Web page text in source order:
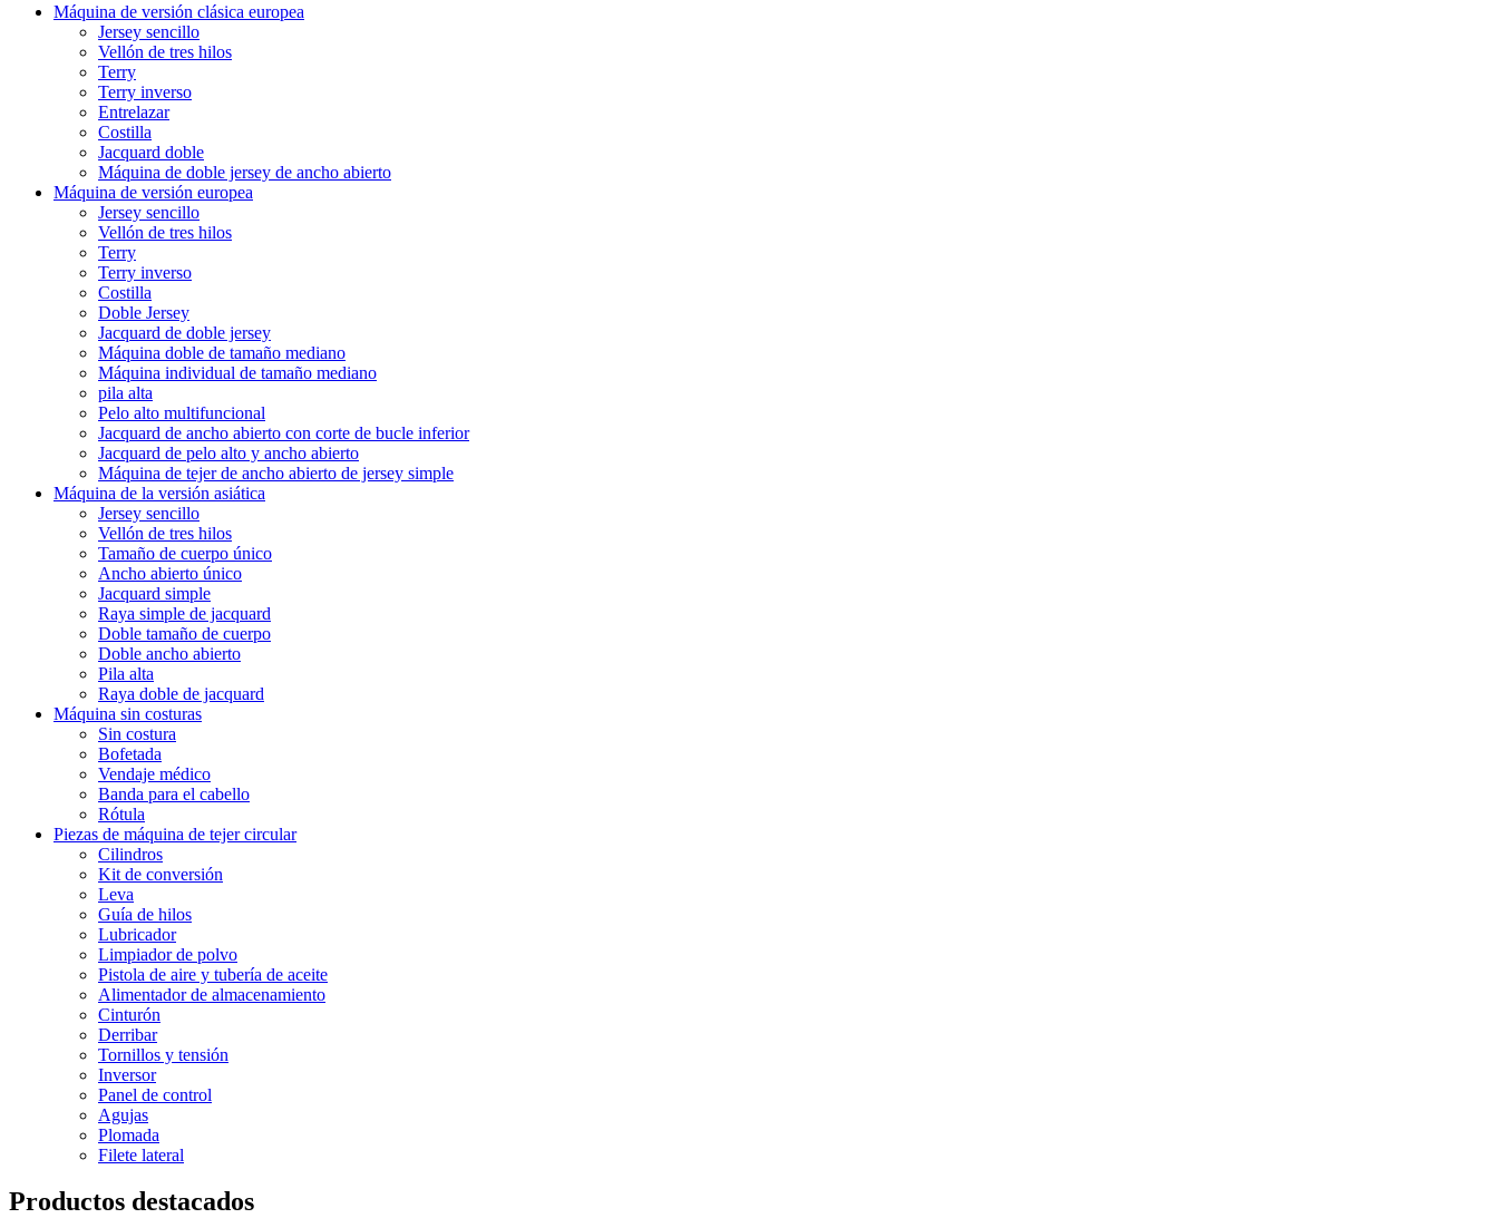
Máquina de versión clásica europea
Jersey sencillo
Vellón de tres hilos
Terry
Terry inverso
Entrelazar
Costilla
Jacquard doble
Máquina de doble jersey de ancho abierto
Máquina de versión europea
Jersey sencillo
Vellón de tres hilos
Terry
Terry inverso
Costilla
Doble Jersey
Jacquard de doble jersey
Máquina doble de tamaño mediano
Máquina individual de tamaño mediano
pila alta
Pelo alto multifuncional
Jacquard de ancho abierto con corte de bucle inferior
Jacquard de pelo alto y ancho abierto
Máquina de tejer de ancho abierto de jersey simple
Máquina de la versión asiática
Jersey sencillo
Vellón de tres hilos
Tamaño de cuerpo único
Ancho abierto único
Jacquard simple
Raya simple de jacquard
Doble tamaño de cuerpo
Doble ancho abierto
Pila alta
Raya doble de jacquard
Máquina sin costuras
Sin costura
Bofetada
Vendaje médico
Banda para el cabello
Rótula
Piezas de máquina de tejer circular
Cilindros
Kit de conversión
Leva
Guía de hilos
Lubricador
Limpiador de polvo
Pistola de aire y tubería de aceite
Alimentador de almacenamiento
Cinturón
Derribar
Tornillos y tensión
Inversor
Panel de control
Agujas
Plomada
Filete lateral
Productos destacados